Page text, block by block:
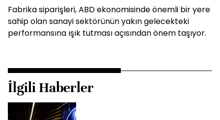
Fabrika siparişleri, ABD ekonomisinde önemli bir yere
sahip olan sanayi sektörünün yakın gelecekteki
performansına ışık tutması açısından önem taşıyor.
İlgili Haberler